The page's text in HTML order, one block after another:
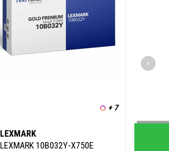
+ 7
LEXMARK
LEXMARK 10B032Y-X750E